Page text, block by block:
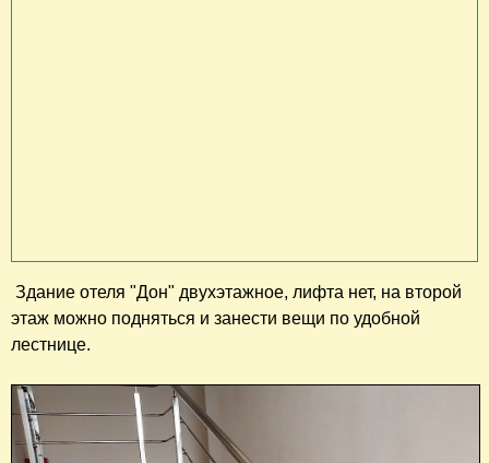
Здание отеля "Дон" двухэтажное, лифта нет, на второй
этаж можно подняться и занести вещи по удобной
лестнице.